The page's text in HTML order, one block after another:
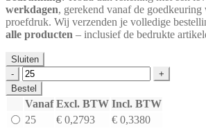
werkdagen, gerekend vanaf de goedkeuring
proefdruk. Wij verzenden je volledige
alle producten – inclusief de bedrukte
Sluiten
Draagtas
topcraft
bruin
80
grs
Bestel
Vanaf Excl. BTW Incl. BTW
25
€ 0,2793 € 0,3380